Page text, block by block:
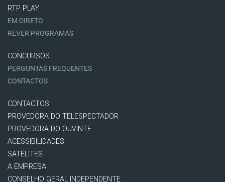
RTP PLAY
EM DIRETO
REVER PROGRAMAS
CONCURSOS
PERGUNTAS FREQUENTES
CONTACTOS
CONTACTOS
PROVEDORA DO TELESPECTADOR
PROVEDORA DO OUVINTE
ACESSIBILIDADES
SATÉLITES
A EMPRESA
CONSELHO GERAL INDEPENDENTE